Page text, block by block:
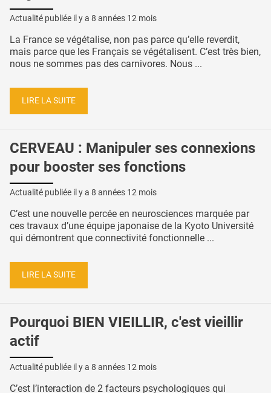
Actualité publiée il y a 8 années 12 mois
La France se végétalise, non pas parce qu’elle reverdit,
mais parce que les Français se végétalisent. C’est très bien,
nous ne sommes pas des carnivores. Nous ...
LIRE LA SUITE
CERVEAU : Manipuler ses connexions
pour booster ses fonctions
Actualité publiée il y a 8 années 12 mois
C’est une nouvelle percée en neurosciences marquée par
ces travaux d’une équipe japonaise de la Kyoto Université
qui démontrent que connectivité fonctionnelle ...
LIRE LA SUITE
Pourquoi BIEN VIEILLIR, c'est vieillir
actif
Actualité publiée il y a 8 années 12 mois
C’est l’interaction de 2 facteurs psychologiques qui